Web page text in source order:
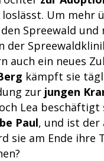
Um mehr
Spreewald
der
ein neues
kämpft sie
zur jungen
Lea
Paul, und ist
sie am Ende ihre